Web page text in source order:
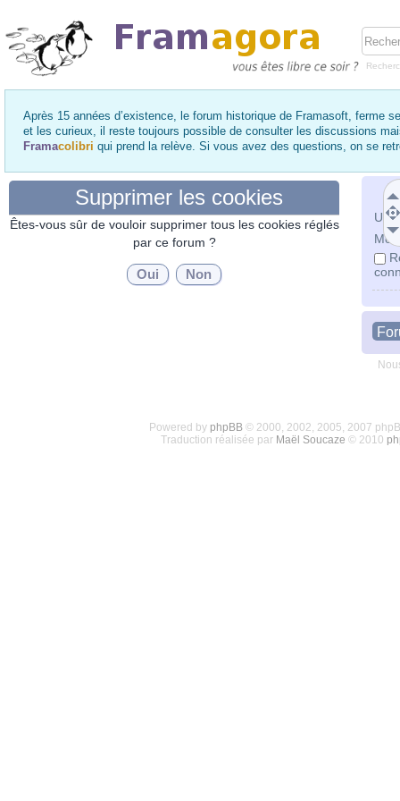
Après 15 années d’existence, le forum historique de Framasoft, ferme
et les curieux, il reste toujours possible de consulter les discussions
Framacolibri qui prend la relève. Si vous avez des questions, on se
Mot
Supprimer les cookies
Êtes-vous sûr de vouloir supprimer tous les cookies réglés
par ce forum ?
Powered by phpBB© 2000, 2002, 2005, 2007
Traduction réalisée par Maël Soucaze © 2010